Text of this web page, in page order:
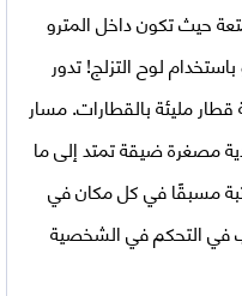
حيث تكون داخل المترو
لوح التزلج! تدور
مليئة بالقطارات. مسار
مصغرة ضيقة تمتد إلى ما
مسبقًا في كل مكان في
في التحكم في الشخصية